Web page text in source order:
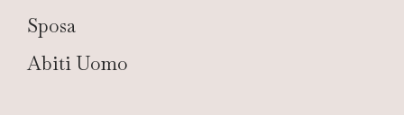
Sposa
Abiti Uomo